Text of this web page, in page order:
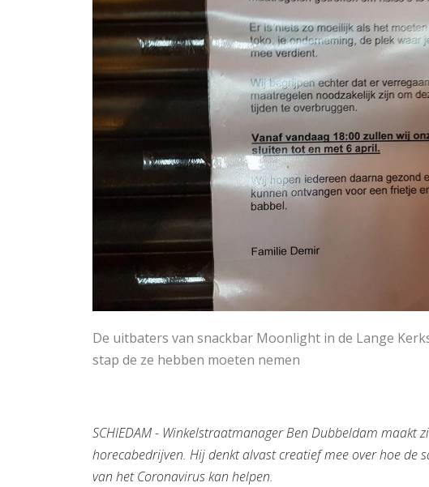
De uitbaters van snackbar Moonlight in de Lange
stap de ze hebben moeten nemen
SCHIEDAM - Winkelstraatmanager Ben Dubbeldam maakt
horecabedrijven. Hij denkt alvast creatief mee over hoe de
van het Coronavirus kan helpen.